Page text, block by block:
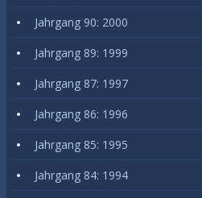
Jahrgang 90: 2000
Jahrgang 89: 1999
Jahrgang 87: 1997
Jahrgang 86: 1996
Jahrgang 85: 1995
Jahrgang 84: 1994